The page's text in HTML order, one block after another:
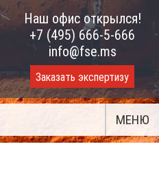
Наш офис открылся!
+7 (495) 666-5-666
info@fse.ms
Заказать экспертизу
МЕНЮ